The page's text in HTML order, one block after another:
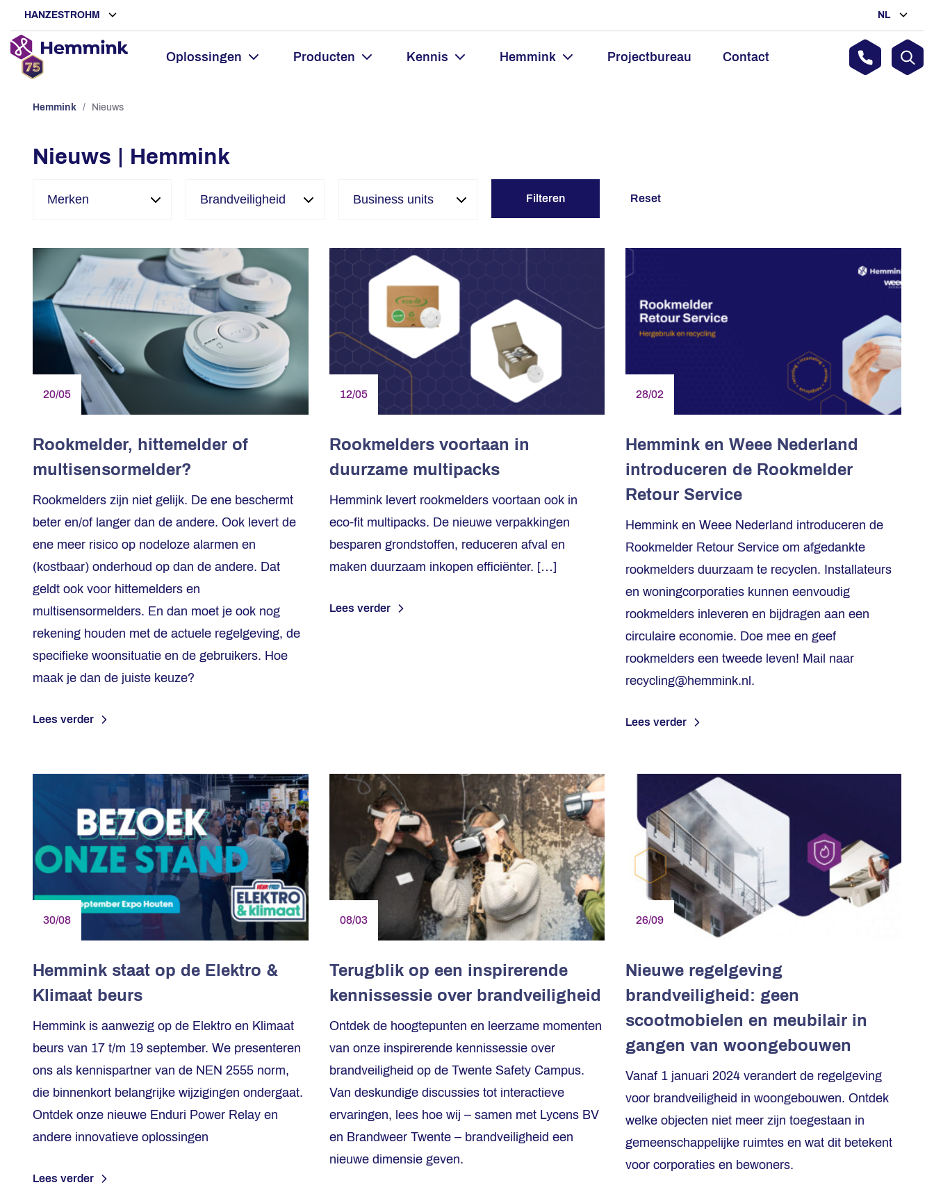
HANZESTROHM NL
Oplossingen Producten Kennis Hemmink Projectbureau Contact
Hemmink / Nieuws
Nieuws | Hemmink
Filteren Reset
20/05
Rookmelder, hittemelder of
multisensormelder?
Rookmelders zijn niet gelijk. De ene beschermt
beter en/of langer dan de andere. Ook levert de
ene meer risico op nodeloze alarmen en
(kostbaar) onderhoud op dan de andere. Dat
geldt ook voor hittemelders en
multisensormelders. En dan moet je ook nog
rekening houden met de actuele regelgeving, de
specifieke woonsituatie en de gebruikers. Hoe
maak je dan de juiste keuze?
Lees verder
12/05
Rookmelders voortaan in
duurzame multipacks
Hemmink levert rookmelders voortaan ook in
eco-fit multipacks. De nieuwe verpakkingen
besparen grondstoffen, reduceren afval en
maken duurzaam inkopen efficiënter. […]
Lees verder
28/02
Hemmink en Weee Nederland
introduceren de Rookmelder
Retour Service
Hemmink en Weee Nederland introduceren de
Rookmelder Retour Service om afgedankte
rookmelders duurzaam te recyclen. Installateurs
en woningcorporaties kunnen eenvoudig
rookmelders inleveren en bijdragen aan een
circulaire economie. Doe mee en geef
rookmelders een tweede leven! Mail naar
recycling@hemmink.nl.
Lees verder
30/08
Hemmink staat op de Elektro &
Klimaat beurs
Hemmink is aanwezig op de Elektro en Klimaat
beurs van 17 t/m 19 september. We presenteren
ons als kennispartner van de NEN 2555 norm,
die binnenkort belangrijke wijzigingen ondergaat.
Ontdek onze nieuwe Enduri Power Relay en
andere innovatieve oplossingen
Lees verder
08/03
Terugblik op een inspirerende
kennissessie over brandveiligheid
Ontdek de hoogtepunten en leerzame momenten
van onze inspirerende kennissessie over
brandveiligheid op de Twente Safety Campus.
Van deskundige discussies tot interactieve
ervaringen, lees hoe wij – samen met Lycens BV
en Brandweer Twente – brandveiligheid een
nieuwe dimensie geven.
26/09
Nieuwe regelgeving
brandveiligheid: geen
scootmobielen en meubilair in
gangen van woongebouwen
Vanaf 1 januari 2024 verandert de regelgeving
voor brandveiligheid in woongebouwen. Ontdek
welke objecten niet meer zijn toegestaan in
gemeenschappelijke ruimtes en wat dit betekent
voor corporaties en bewoners.